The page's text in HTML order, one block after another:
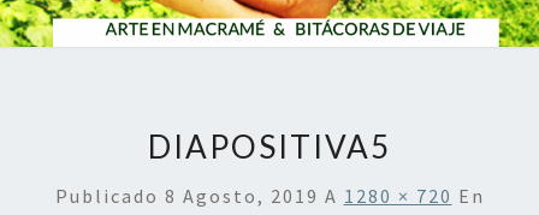
DIAPOSITIVA5
Publicado 8 Agosto, 2019 A 1280 × 720 En